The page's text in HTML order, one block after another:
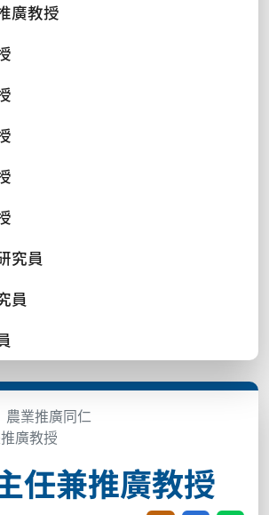
廣教授
究員
員
農業推廣同仁
廣教授
任兼推廣教授